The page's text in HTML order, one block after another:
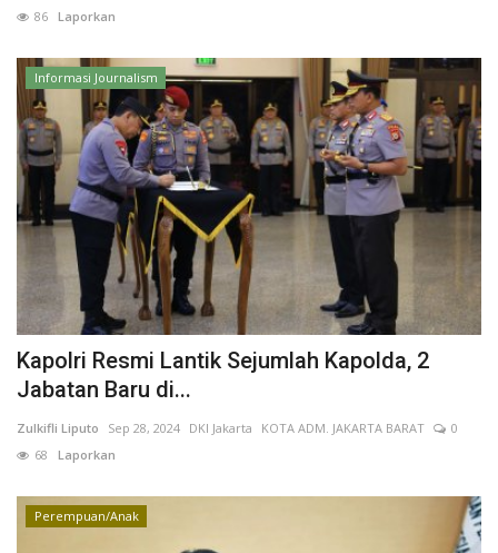
Olahraga
Kesehatan
Layanan Publik
Perempuan/Anak
86 Laporkan
Informasi Journalism
Kapolri Resmi Lantik Sejumlah Kapolda, 2
Jabatan Baru di...
Zulkifli Liputo Sep 28, 2024 DKI Jakarta KOTA ADM. JAKARTA BARAT
0
68 Laporkan
Perempuan/Anak